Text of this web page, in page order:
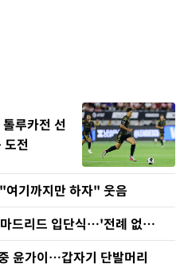
루카전 선
전
기까지만 하자" 웃음
드리드 입단식…'전례 없는
윤가이…갑자기 단발머리